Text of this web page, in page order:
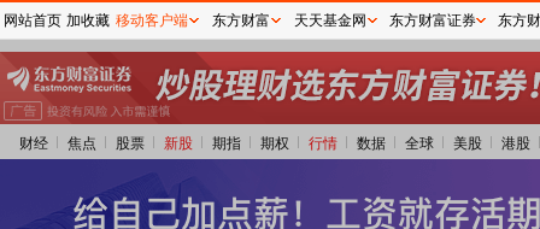
财经 焦点 股票 新股 期指 期权 行情 数据 全球 美股 港股
网站首页 加收藏 移动客户端 东方财富 天天基金网 东方财富证券 东方